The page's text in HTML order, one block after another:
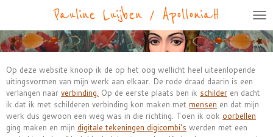
naar
de
Pauline Luijben / ApolloniaH
Op deze website knoop ik de op het oog wellicht heel uiteenlopende
uitingsvormen van mijn werk aan elkaar. De rode draad daarin is een
verlangen naar verbinding. Op de eerste plaats ben ik schilder en dacht
ik dat ik met schilderen verbinding kon maken met mensen en dat mijn
werk dus gewoon een weg was in die richting. Toen ik ook oorbellen
ging maken en mijn digitale tekeningen digicombi's werden met een